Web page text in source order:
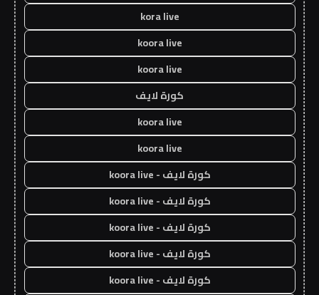
kora live
koora live
koora live
كورة لايف
koora live
koora live
كورة لايف - koora live
كورة لايف - koora live
كورة لايف - koora live
كورة لايف - koora live
كورة لايف - koora live